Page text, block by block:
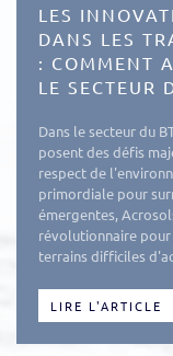
LES
DANS LES
: COMMENT
LE SECTEUR
Dans le secteur du
posent des défis
respect de
primordiale pour
émergentes,
révolutionnaire
terrains difficiles
LIRE L'ARTICLE